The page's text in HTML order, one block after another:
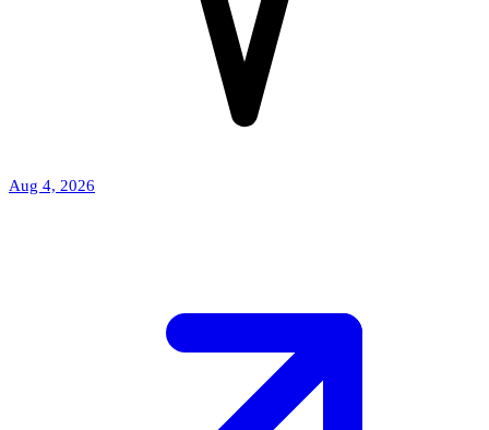
Aug 4, 2026